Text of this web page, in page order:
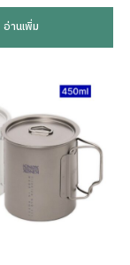
อ่านเพิ่ม